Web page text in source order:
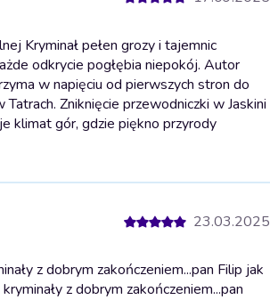
Kryminał pełen grozy i tajemnic
odkrycie pogłębia niepokój. Autor
w napięciu od pierwszych stron do
Zniknięcie przewodniczki w Jaskini
klimat gór, gdzie piękno przyrody
23.03.2025
z dobrym zakończeniem...pan Filip jak
z dobrym zakończeniem...pan